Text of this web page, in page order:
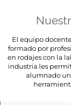
El equipo
formado por
en rodajes con la
industria les
alumnado